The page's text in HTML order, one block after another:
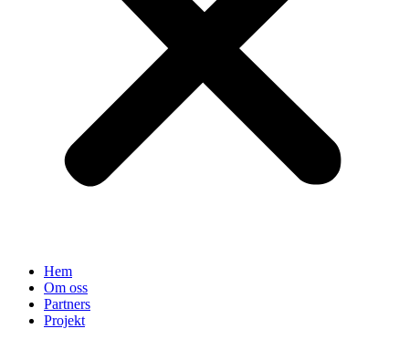
Hem
Om oss
Partners
Projekt